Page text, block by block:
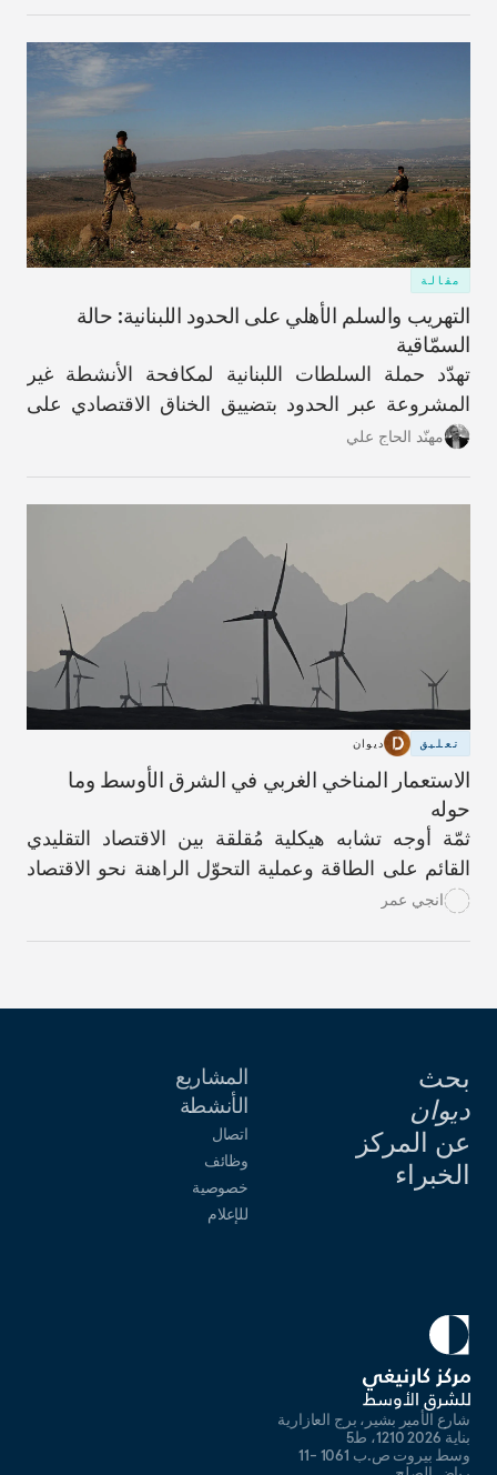
مقالة
التهريب والسلم الأهلي على الحدود اللبنانية: حالة
السمّاقية
تهدّد حملة السلطات اللبنانية لمكافحة الأنشطة غير
المشروعة عبر الحدود بتضييق الخناق الاقتصادي على
شريحةٍ واسعة من سكان هذه القرية المُهمَلة تاريخيًا
مهنّد الحاج علي
تعليق ديوان
الاستعمار المناخي الغربي في الشرق الأوسط وما
حوله
ثمّة أوجه تشابه هيكلية مُقلقة بين الاقتصاد التقليدي
القائم على الطاقة وعملية التحوّل الراهنة نحو الاقتصاد
الأخضر.انجي عمر
شارع الأمير بشير، برج العازارية
بناية 2026 1210، ط5
وسط بيروت ص.ب 1061 -11
بحث
ديوان
عن المركز
الخبراء
المشاريع
الأنشطة
اتصال
وظائف
خصوصية
للإعلام